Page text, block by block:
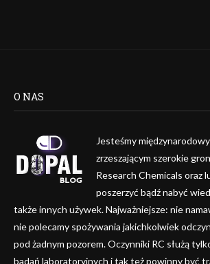
O NAS
Jesteśmy
zrzeszającym szerokie
Research Chemicals oraz
poszerzyć bądź nabyć
także innych używek. Najważniejsze: nie
nie polecamy spożywania jakichkolwiek
pod żadnym pozorem. Oczynniki RC służą
badań laboratoryjnych i tak też powinny być